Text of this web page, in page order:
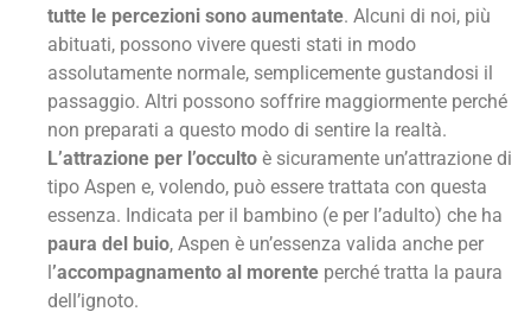
tutte le percezioni sono aumentate. Alcuni di noi, più
abituati, possono vivere questi stati in modo
assolutamente normale, semplicemente gustandosi il
passaggio. Altri possono soffrire maggiormente perché
non preparati a questo modo di sentire la realtà.
L’attrazione per l’occulto è sicuramente un’attrazione di
tipo Aspen e, volendo, può essere trattata con questa
essenza. Indicata per il bambino (e per l’adulto) che ha
paura del buio, Aspen è un’essenza valida anche per
l’accompagnamento al morente perché tratta la paura
dell’ignoto.